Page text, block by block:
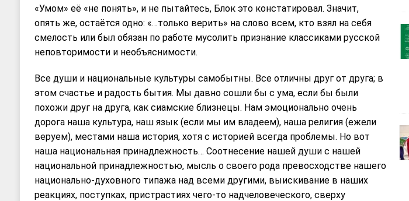
«Умом» её «не понять», и не пытайтесь, Блок это констатировал. Значит,
опять же, остаётся одно: «…только верить» на слово всем, кто взял на себя
смелость или был обязан по работе мусолить признание классиками русской
неповторимости и необъяснимости.
Все души и национальные культуры самобытны. Все отличны друг от друга; в
этом счастье и радость бытия. Мы давно сошли бы с ума, если бы были
похожи друг на друга, как сиамские близнецы. Нам эмоционально очень
дорога наша культура, наш язык (если мы им владеем), наша религия (ежели
веруем), местами наша история, хотя с историей всегда проблемы. Но вот
наша национальная принадлежность… Соотнесение нашей души с нашей
национальной принадлежностью, мысль о своего рода превосходстве нашего
национально-духовного типажа над всеми другими, выискивание в наших
реакциях, поступках, пристрастиях чего-то надчелoвеческого, сверху